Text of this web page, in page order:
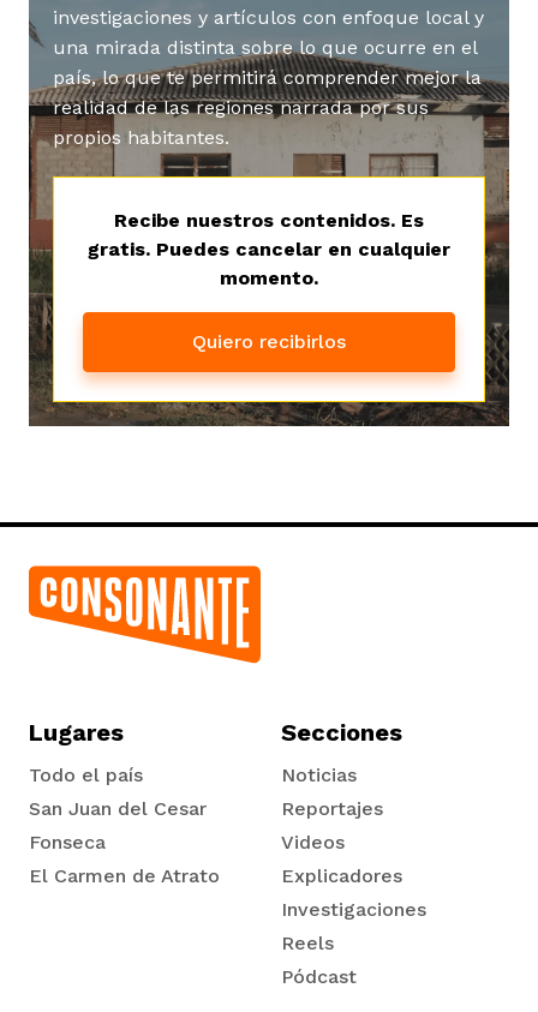
investigaciones y artículos con enfoque local y
una mirada distinta sobre lo que ocurre en el
país, lo que te permitirá comprender mejor la
realidad de las regiones narrada por sus
propios habitantes.
Recibe nuestros contenidos. Es
gratis. Puedes cancelar en cualquier
momento.
Quiero recibirlos
Lugares
Todo el país
San Juan del Cesar
Fonseca
El Carmen de Atrato
Secciones
Noticias
Reportajes
Videos
Explicadores
Investigaciones
Reels
Pódcast
2023
Baja
del Cesar
Ana
nuestro contenido